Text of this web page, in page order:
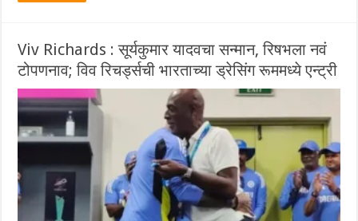
Viv Richards : सूर्यकुमार यादवचा सन्मान, रिषभला नवं
टोपणनाव; विव रिचर्ड्सची भारताच्या ड्रेसिंग रूममध्ये एन्ट्री